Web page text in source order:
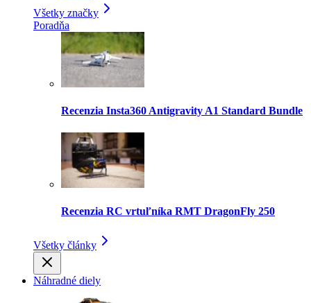
Všetky značky
Poradňa
Recenzia Insta360 Antigravity A1 Standard Bundle
Recenzia RC vrtuľníka RMT DragonFly 250
Všetky články
Náhradné diely